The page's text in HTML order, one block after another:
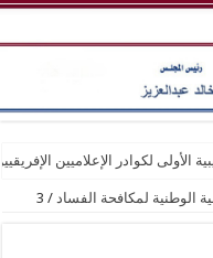
الأولى لكوادر الإعلاميين
الوطنية لمكافحة الفساد /
3